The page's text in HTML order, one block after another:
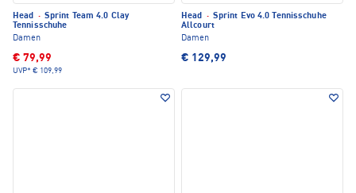
Head · Sprint Team 4.0 Clay
Tennisschuhe
Damen
€ 79,99
UVP* € 109,99
Head · Sprint Evo 4.0 Tennisschuhe
Allcourt
Damen
€ 129,99